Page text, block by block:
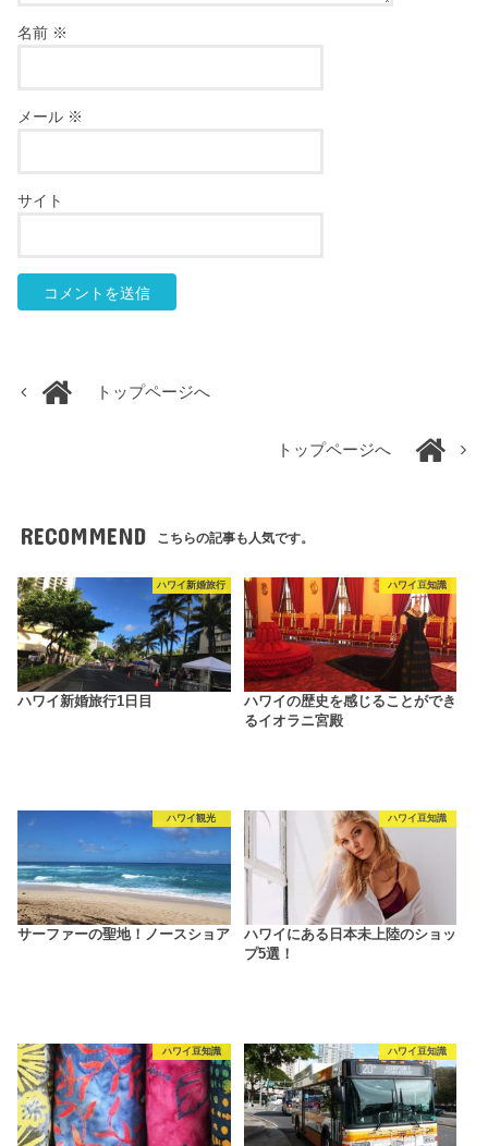
名前 ※
メール ※
サイト
トップページへ
トップページへ
RECOMMEND こちらの記事も人気です。
ハワイ新婚旅行
ハワイ新婚旅行1日目
ハワイ豆知識
ハワイの歴史を感じることができ
るイオラニ宮殿
ハワイ観光
サーファーの聖地！ノースショア
ハワイ豆知識
ハワイにある日本未上陸のショッ
プ5選！
ハワイ豆知識 ハワイ豆知識